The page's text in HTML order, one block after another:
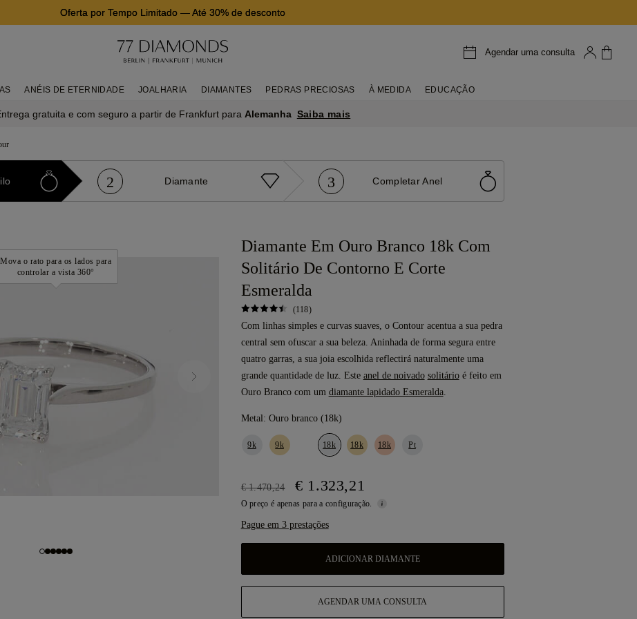
Oferta por Tempo Limitado —Até 30% de desconto
Agendar uma consulta
ANÉIS DE ETERNIDADE JOALHARIA DIAMANTES PEDRAS PRECIOSAS À MEDIDA EDUCAÇÃO
gratuita e com seguro a partir de Frankfurt para Alemanha Saiba mais
2 Diamante 3 Completar Anel
Mova o rato para os lados para
controlar a vista 360°
Diamante Em Ouro Branco 18k Com
Solitário De Contorno E Corte
Esmeralda
(118)
Com linhas simples e curvas suaves, o Contour acentua a sua pedra
central sem ofuscar a sua beleza. Aninhada de forma segura entre
quatro garras, a sua joia escolhida reflectirá naturalmente uma
grande quantidade de luz. Este anel de noivado solitárioé feito em
Ouro Branco com um diamante lapidado Esmeralda.
Metal: Ouro branco (18k)
9k 9k 18k 18k 18k Pt
€ 1.470,24 € 1.323,21
O preço é apenas para a configuração.
Pague em 3 prestações
ADICIONAR DIAMANTE
AGENDAR UMA CONSULTA